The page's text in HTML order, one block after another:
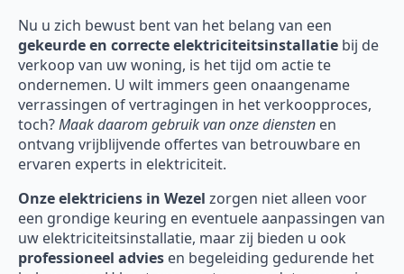
Nu u zich bewust bent van het belang van een
gekeurde en correcte elektriciteitsinstallatie bij de
verkoop van uw woning, is het tijd om actie te
ondernemen. U wilt immers geen onaangename
verrassingen of vertragingen in het verkoopproces,
toch?Maak daarom gebruik van onze diensten en
ontvang vrijblijvende offertes van betrouwbare en
ervaren experts in elektriciteit.
Onzeelektriciens in Wezel zorgen niet alleen voor
een grondige keuring en eventuele aanpassingen van
uw elektriciteitsinstallatie, maar zij bieden u ook
professioneel advies en begeleiding gedurende het